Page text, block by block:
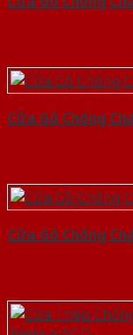
Cửa Gỗ Chống
Cửa Gỗ Chống